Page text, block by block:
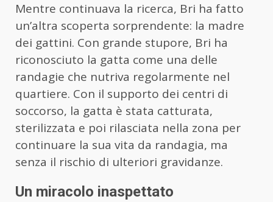
Mentre continuava la ricerca, Bri ha fatto
un’altra scoperta sorprendente: la madre
dei gattini. Con grande stupore, Bri ha
riconosciuto la gatta come una delle
randagie che nutriva regolarmente nel
quartiere. Con il supporto dei centri di
soccorso, la gatta è stata catturata,
sterilizzata e poi rilasciata nella zona per
continuare la sua vita da randagia, ma
senza il rischio di ulteriori gravidanze.
Un miracolo inaspettato